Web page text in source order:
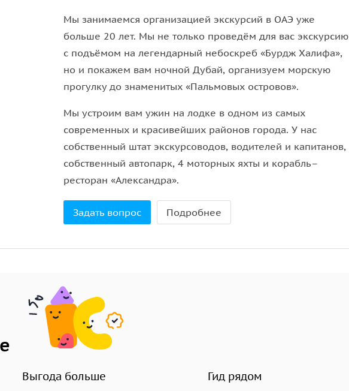
может быть полностью или частично отменена без предварительного
правительство Эмирата в связи с религиозными праздниками
случае возврат денежных средств не предусмотрен.
не проводится.
Мы занимаемся организацией экскурсий в ОАЭ уже
больше 20 лет. Мы не только проведём для вас экскурсию
с подъёмом на легендарный небоскреб «Бурдж Халифа»,
но и покажем вам ночной Дубай, организуем морскую
прогулку до знаменитых «Пальмовых островов».
Мы устроим вам ужин на лодке в одном из самых
современных и красивейших районов города. У нас
собственный штат экскурсоводов, водителей и капитанов,
собственный автопарк, 4 моторных яхты и корабль–
ресторан «Александра».
Задать вопрос Подробнее
Выгода больше Гид рядом